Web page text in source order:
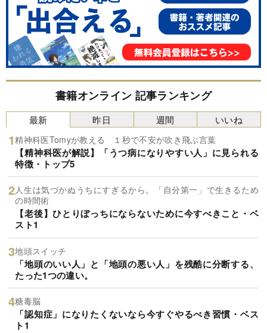
書籍オンライン 記事ランキング
最新
精神科医Tomyが教える １秒で不安が吹き飛ぶ言葉
【精神科医が解説】「うつ病になりやすい人」に見られる
特徴・トップ5
人生は気づかぬうちにすぎるから。「自分第一」で生きるため
の時間術
【老後】ひとりぼっちにならないために今すべきこと・ベ
スト1
地頭スイッチ
「地頭のいい人」と「地頭の悪い人」を残酷に分断する、
たった1つの違い。
糖毒脳
「認知症」になりたくないなら今すぐやるべき習慣・ベス
ト1
昨日 週間 いいね